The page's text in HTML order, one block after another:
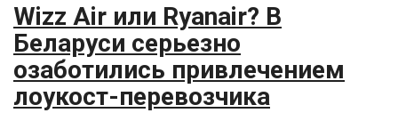
Wizz Air или Ryanair? В
Беларуси серьезно
озаботились привлечением
лоукост-перевозчика